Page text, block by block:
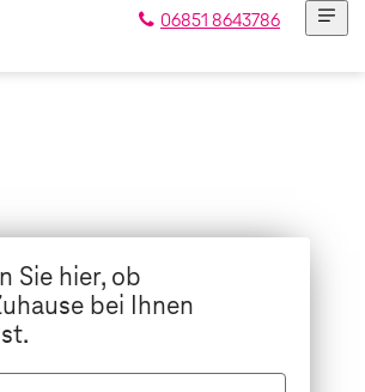
06851 8643786
Sie hier, ob
bei Ihnen